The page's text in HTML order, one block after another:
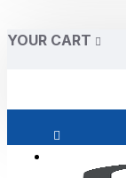
YOUR CART